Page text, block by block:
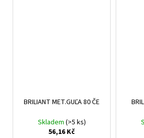
BRILIANT MET.GUĽA 80 ČE
Skladem (>5 ks)
56,16 Kč